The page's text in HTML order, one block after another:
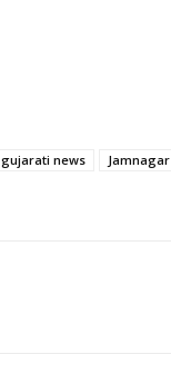
gujarati news Jamnagar